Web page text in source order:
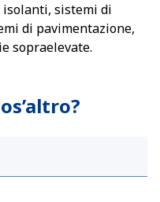
sistemi di
di pavimentazione,
sopraelevate.